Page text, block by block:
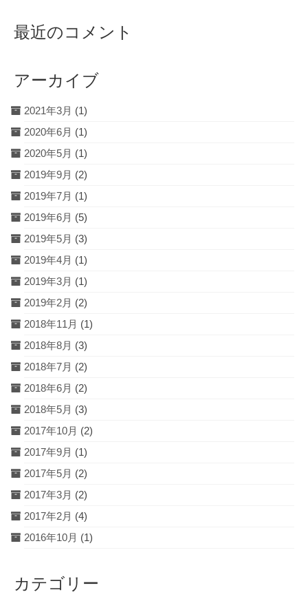
最近のコメント
アーカイブ
2021年3月 (1)
2020年6月 (1)
2020年5月 (1)
2019年9月 (2)
2019年7月 (1)
2019年6月 (5)
2019年5月 (3)
2019年4月 (1)
2019年3月 (1)
2019年2月 (2)
2018年11月 (1)
2018年8月 (3)
2018年7月 (2)
2018年6月 (2)
2018年5月 (3)
2017年10月 (2)
2017年9月 (1)
2017年5月 (2)
2017年3月 (2)
2017年2月 (4)
2016年10月 (1)
カテゴリー